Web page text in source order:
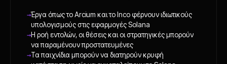
→Έργα όπως το Arcium και το Inco φέρνουν ιδιωτικούς
υπολογισμούς στις εφαρμογές Solana
→Η ροή εντολών, οι θέσεις και οι στρατηγικές μπορούν
να παραμένουν προστατευμένες
→Τα παιχνίδια μπορούν να διατηρούν κρυφή